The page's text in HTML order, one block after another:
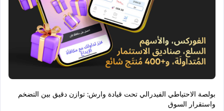
بولصة الاحتياطي الفيدرالي تحت قيادة وارش: توازن دقيق بين التضخم
واستقرار السوق